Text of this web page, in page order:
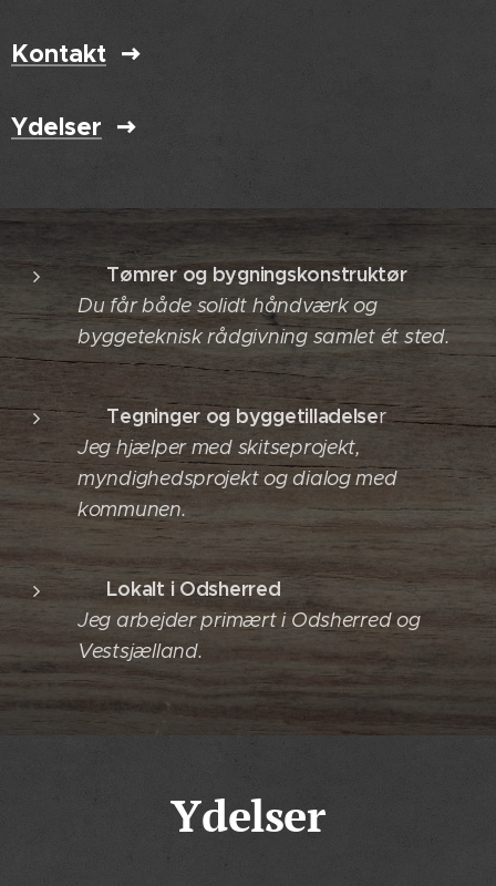
Kontakt
Ydelser
🔨 Tømrer og bygningskonstruktør
Du får både solidt håndværk og
byggeteknisk rådgivning samlet ét sted.
✏️ Tegninger og byggetilladelser
Jeg hjælper med skitseprojekt,
myndighedsprojekt og dialog med
kommunen.
📍 Lokalt i Odsherred
Jeg arbejder primært i Odsherred og
Vestsjælland.
Ydelser